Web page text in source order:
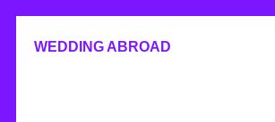
WEDDING ABROAD